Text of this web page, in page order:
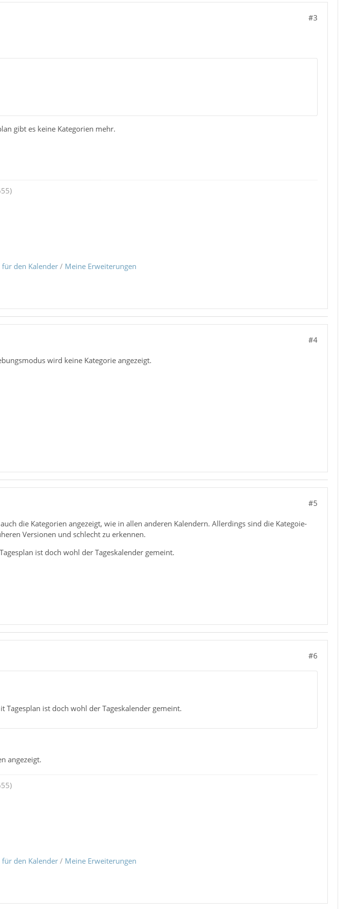
#3
gibt es keine Kategorien mehr.
den Kalender/ Meine Erweiterungen
#4
wird keine Kategorie angezeigt.
#5
die Kategorien angezeigt, wie in allen anderen Kalendern. Allerdings sind die Kategoie-
Versionen und schlecht zu erkennen.
ist doch wohl der Tageskalender gemeint.
#6
Tagesplan ist doch wohl der Tageskalender gemeint.
angezeigt.
den Kalender/ Meine Erweiterungen